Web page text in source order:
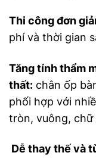
Thi công đơn
phí và thời gian
Tăng tính thẩm
thất: chân ốp
phối hợp với
tròn, vuông, chữ
Dễ thay thế và